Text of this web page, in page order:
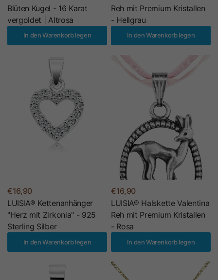
Blüten Kugel - 16 Karat
vergoldet | Altrosa
In den Warenkorb legen
Reh mit Premium Kristallen
- Hellgrau
In den Warenkorb legen
€16,90
LUISIA® Kettenanhänger
"Herz mit Zirkonia" - 925
Sterling Silber
In den Warenkorb legen
€16,90
LUISIA® Halskette Valentina
Reh mit Premium Kristallen
- Rosa
In den Warenkorb legen